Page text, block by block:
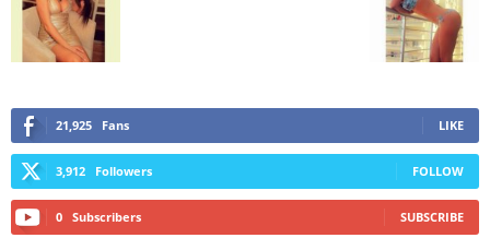
21,925 Fans LIKE
3,912 Followers FOLLOW
0 Subscribers SUBSCRIBE